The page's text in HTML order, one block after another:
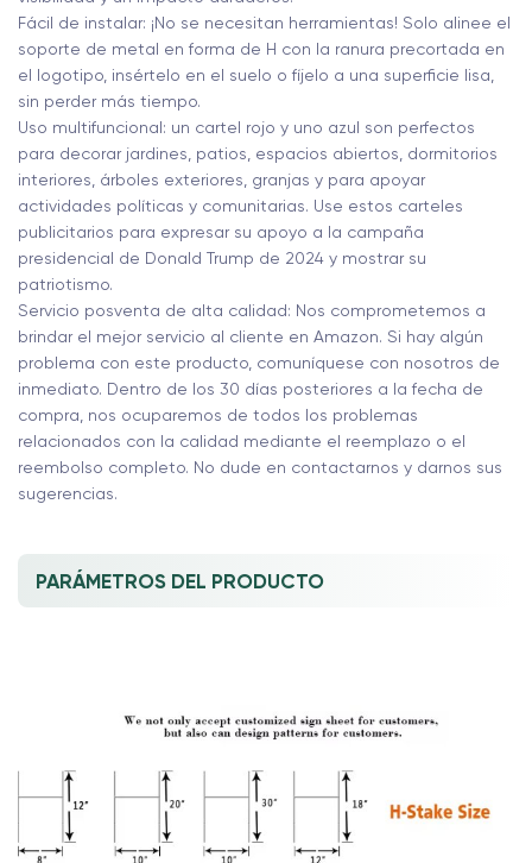
Fácil de instalar: ¡No se necesitan herramientas! Solo alinee el
soporte de metal en forma de H con la ranura precortada en
el logotipo, insértelo en el suelo o fíjelo a una superficie lisa,
sin perder más tiempo.
Uso multifuncional: un cartel rojo y uno azul son perfectos
para decorar jardines, patios, espacios abiertos, dormitorios
interiores, árboles exteriores, granjas y para apoyar
actividades políticas y comunitarias. Use estos carteles
publicitarios para expresar su apoyo a la campaña
presidencial de Donald Trump de 2024 y mostrar su
patriotismo.
Servicio posventa de alta calidad: Nos comprometemos a
brindar el mejor servicio al cliente en Amazon. Si hay algún
problema con este producto, comuníquese con nosotros de
inmediato. Dentro de los 30 días posteriores a la fecha de
compra, nos ocuparemos de todos los problemas
relacionados con la calidad mediante el reemplazo o el
reembolso completo. No dude en contactarnos y darnos sus
sugerencias.
PARÁMETROS DEL PRODUCTO